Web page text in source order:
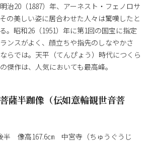
治20（1887）年、アーネスト・フェノロサ
の美しい姿に居合わせた人々は驚嘆したと
。昭和26（1951）年に第1回の国宝に指定
ンスがよく、顔立ちや指先のしなやかさ
らでは。天平（てんぴょう）時代につくら
傑作は、人気においても最高峰。
薩半跏像（伝如意輪観世音菩
半 像高167.6㎝ 中宮寺（ちゅうぐうじ